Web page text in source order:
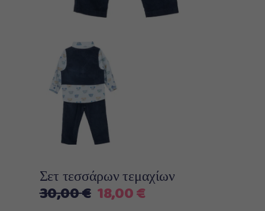
Σετ τεσσάρων τεμαχίων
30,00€ Original
18,00€Η